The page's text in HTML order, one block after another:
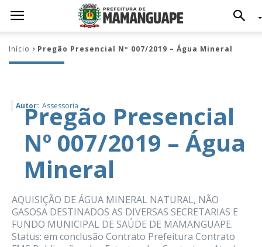
Início Pregão Presencial Nº 007/2019 – Água Mineral
Autor: Assessoria
Pregão Presencial
Nº 007/2019 – Água
Mineral
AQUISIÇÃO DE ÁGUA MINERAL NATURAL, NÃO
GASOSA DESTINADOS AS DIVERSAS SECRETARIAS E
FUNDO MUNICIPAL DE SAÚDE DE MAMANGUAPE.
Status: em conclusão Contrato Prefeitura Contrato